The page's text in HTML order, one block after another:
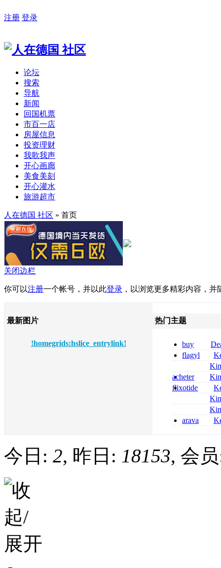
注册 登录
论坛
搜索
导航
新闻
回国机票
市百一店
房屋信息
投资理财
我歌我声
开心画廊
美食美刻
开心灌水
旅游超市
人在德国 社区 » 首页
关闭边栏
你可以注册一个帐号，并以此登录 ，以浏览更多精彩内容，
最新图片
!homegrids:hslice_entrylink!
热门主题
buy
pregabalin
pregabalin
flagyl
online
bestellen
nolvadex
nolvadex
acheter
celebrex
flixotide
junior kaufen
métronidazole
2026
coumadin
arava
今日: 2, 昨日: 18153, 会